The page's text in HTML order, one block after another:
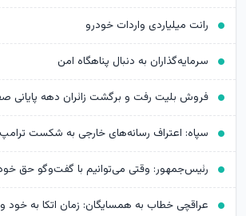
رانت میلیاردی واردات خودرو
سرمایه‌گذاران به دنبال پناهگاه امن